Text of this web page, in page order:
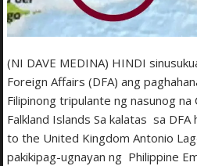
(NI DAVE MEDINA) HINDI
Foreign Affairs (DFA) ang
Filipinong tripulante ng nasunog
Falkland Islands Sa kalatas sa
to the United Kingdom Antonio
pakikipag-ugnayan ng Philippine